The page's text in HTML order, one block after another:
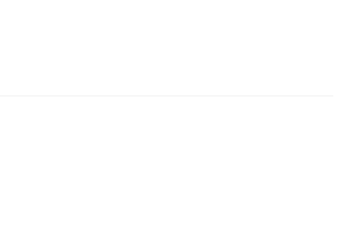
и условия продвижения локальных
раздел для продажи продукции локальных дизайнерских
также получат маркетинговую…